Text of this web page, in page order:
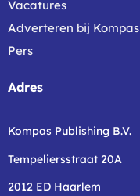
Vacatures
Adverteren bij Kompas
Pers
Adres
Kompas Publishing B.V.
Tempeliersstraat 20A
2012 ED Haarlem